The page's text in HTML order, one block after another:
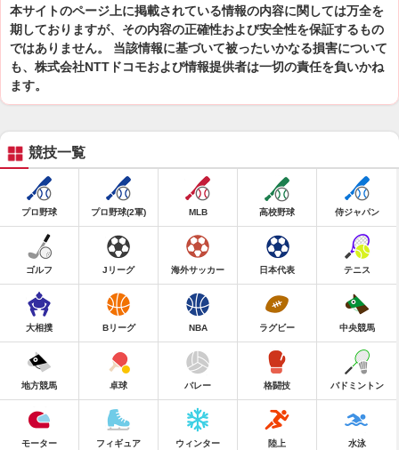
本サイトのページ上に掲載されている情報の内容に関しては万全を
期しておりますが、その内容の正確性および安全性を保証するもの
ではありません。 当該情報に基づいて被ったいかなる損害について
も、株式会社NTTドコモおよび情報提供者は一切の責任を負いかね
ます。
競技一覧
プロ野球 プロ野球(2軍) MLB 高校野球 侍ジャパン
ゴルフ Jリーグ 海外サッカー 日本代表 テニス
大相撲 Bリーグ NBA ラグビー 中央競馬
地方競馬 卓球 バレー 格闘技 バドミントン
モーター フィギュア ウィンター 陸上 水泳